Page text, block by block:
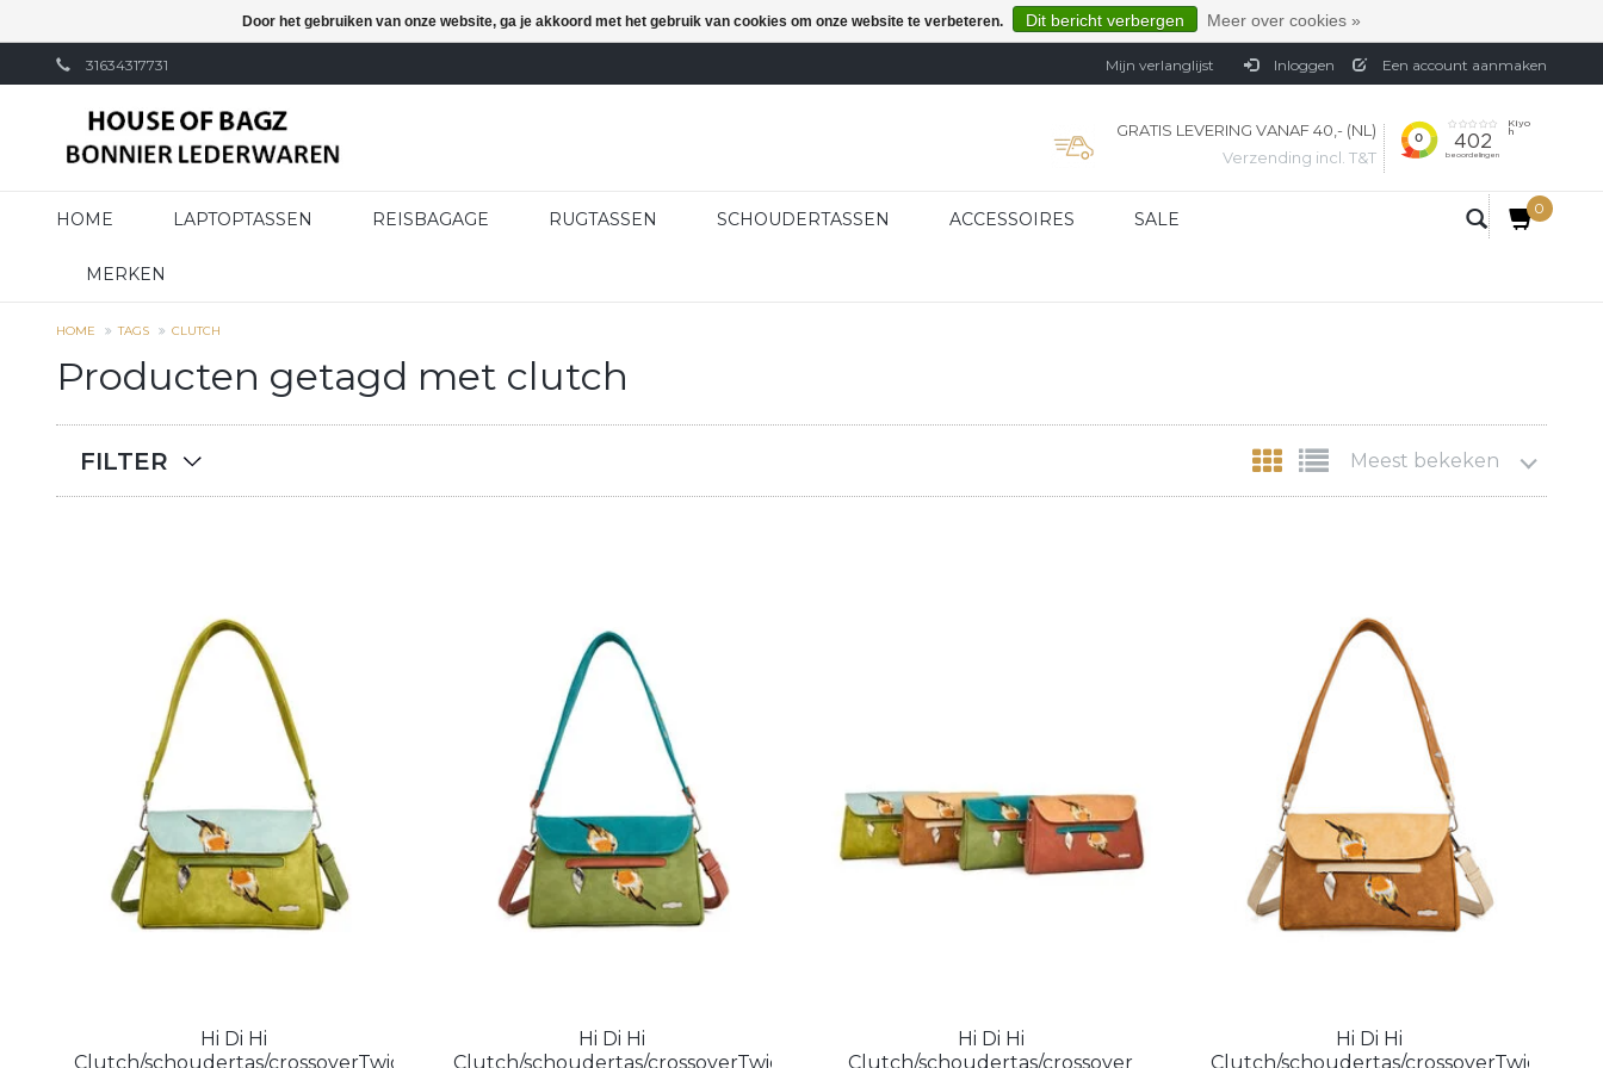
31634317731 Mijn verlanglijst Inloggen Een account aanmaken
GRATIS LEVERING VANAF 40,- (NL)
Verzending incl. T&T
HOME LAPTOPTASSEN REISBAGAGE RUGTASSEN SCHOUDERTASSEN ACCESSOIRES SALE
MERKEN
0
HOME TAGS CLUTCH
Producten getagd met clutch
FILTER Meest bekeken
Hi Di Hi
Clutch/schoudertas/crossoverTwiggle
Hi Di Hi
Clutch/schoudertas/crossoverTwiggle
Hi Di Hi
Clutch/schoudertas/crossover
Hi Di Hi
Clutch/schoudertas/crossoverTwiggle
Door het gebruiken van onze website, ga je akkoord met het gebruik van cookies om onze website te verbeteren. Dit bericht verbergen Meer over cookies »